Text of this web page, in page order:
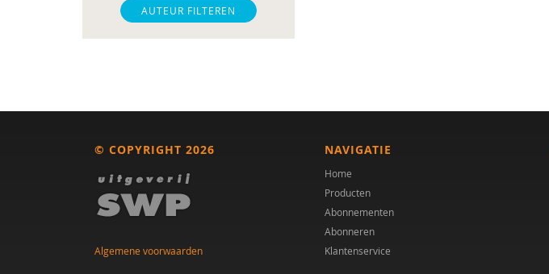
Gerrit Breeuwsma
Angela Crott
Kirstin Greaves-Lord
Jeanet Landsman
Claudia Libbi
AUTEUR FILTEREN
© COPYRIGHT 2026
Algemene voorwaarden
NAVIGATIE
Home
Producten
Abonnementen
Abonneren
Klantenservice